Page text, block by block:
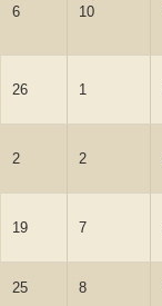
6 10
26 1
2 2
19 7
25 8